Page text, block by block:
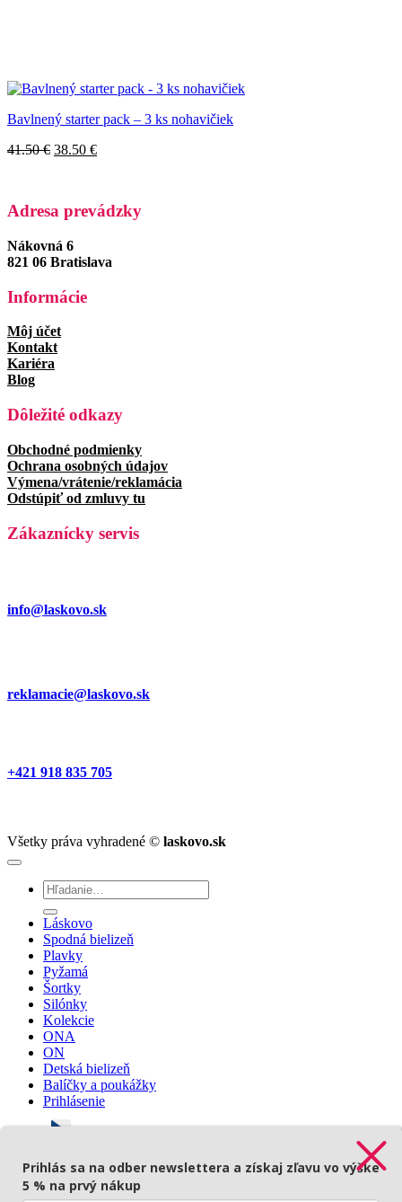
Bavlnený starter pack – 3 ks nohavičiek
41.50€ Pôvodná
38.50 €Aktuálna
Adresa prevádzky
Nákovná 6
821 06 Bratislava
Informácie
Môj účet
Kontakt
Kariéra
Blog
Dôležité odkazy
Obchodné podmienky
Ochrana osobných údajov
Výmena/vrátenie/reklamácia
Odstúpiť od zmluvy tu
Zákaznícky servis
info@laskovo.sk
reklamacie@laskovo.sk
+421 918 835 705
Všetky práva vyhradené © laskovo.sk
Hľadať:
Láskovo
Spodná bielizeň
Plavky
Pyžamá
Šortky
Silónky
Kolekcie
ONA
ON
Detská bielizeň
Balíčky a poukážky
Prihlásenie
Prihlásenie
Prihlás sa na odber newslettera a získaj zľavu vo výške
5 % na prvý nákup